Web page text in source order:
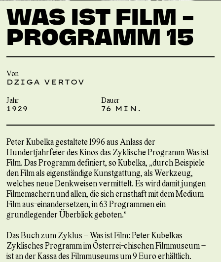
WAS IST FILM –
PROGRAMM 15
Von
DZIGA VERTOV
Jahr
1929
Dauer
76 MIN.
Peter Kubelka gestaltete 1996 aus Anlass der
Hundertjahrfeier des Kinos das Zyklische Programm Was ist
Film. Das Programm definiert, so Kubelka, „durch Beispiele
den Film als eigenständige Kunstgattung, als Werkzeug,
welches neue Denkweisen vermittelt. Es wird damit jungen
Filmemachern und allen, die sich ernsthaft mit dem Medium
Film aus-einandersetzen, in 63 Programmen ein
grundlegender Überblick geboten.“
Das Buch zum Zyklus – Was ist Film: Peter Kubelkas
Zyklisches Programm im Österrei-chischen Filmmuseum –
ist an der Kassa des Filmmuseums um 9 Euro erhältlich.